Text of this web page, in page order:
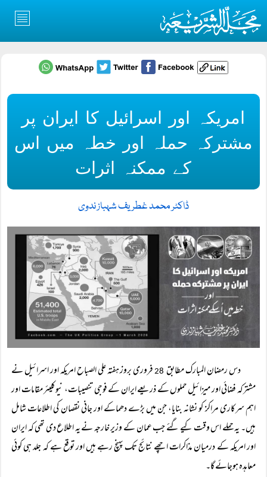
امریکہ اور اسرائیل کا ایران پر
مشترکہ حملہ اور خطہ میں اس
کے ممکنہ اثرات
ڈاکٹر محمد غطریف شہباز ندوی
دس رمضان المبارک مطابق
فروری بروز ہفتہ علی الصباح امریکہ اور اسرائیل نے
مشترکہ فضائی اور میزائیل حملوں کے ذریعے ایران کے فوجی تنصیبات، نیوکلیئر مقامات اور
اہم سرکاری مراکز کو نشانہ بنایا، جن میں بڑے دھماکے اور جانی نقصان کی اطلاعات شامل
ہیں۔ یہ حملے اس وقت کیے گئے جب عمان کے وزیر خارجہ نے یہ اطلاع دی تھی کہ ایران
اور امریکہ کے درمیان مذاکرات اچھے نتائج تک پہنچ رہے ہیں اور توقع ہے کہ جلد ہی کوئی
معاہدہ ہوجائے گا۔